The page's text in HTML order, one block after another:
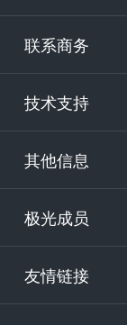
联系商务
技术支持
其他信息
极光成员
友情链接